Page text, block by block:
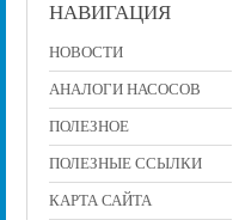
НАВИГАЦИЯ
НОВОСТИ
АНАЛОГИ НАСОСОВ
ПОЛЕЗНОЕ
ПОЛЕЗНЫЕ ССЫЛКИ
КАРТА САЙТА